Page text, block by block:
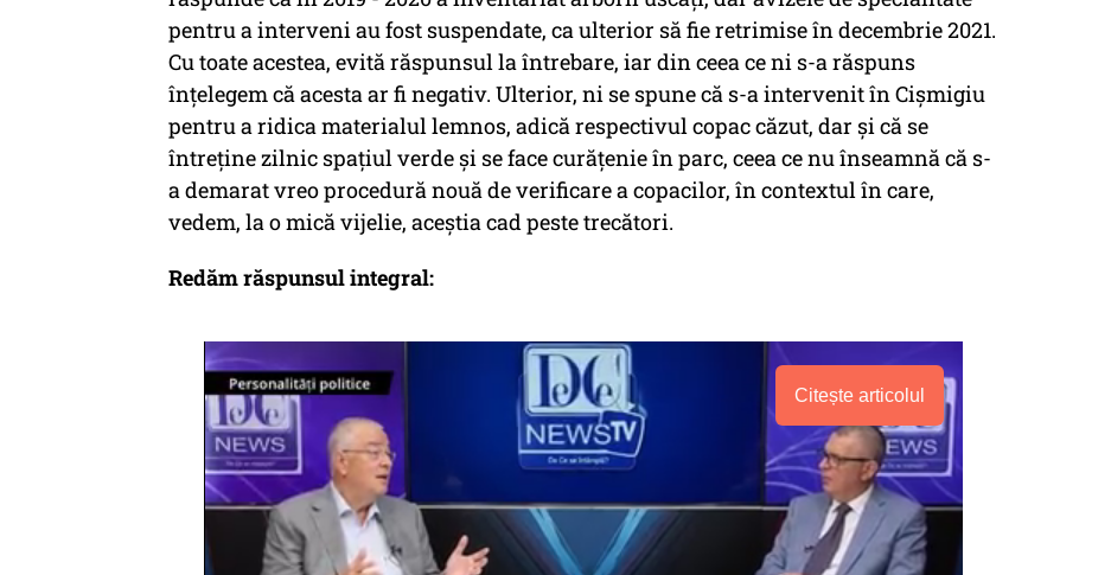
pentru a interveni au fost suspendate, ca ulterior să fie retrimise în decembrie 2021.
Cu toate acestea, evită răspunsul la întrebare, iar din ceea ce ni s-a răspuns
înțelegem că acesta ar fi negativ. Ulterior, ni se spune că s-a intervenit în Cișmigiu
pentru a ridica materialul lemnos, adică respectivul copac căzut, dar și că se
întreține zilnic spațiul verde și se face curățenie în parc, ceea ce nu înseamnă că s-
a demarat vreo procedură nouă de verificare a copacilor, în contextul în care,
vedem, la o mică vijelie, aceștia cad peste trecători.
Redăm răspunsul integral:
Citește articolul